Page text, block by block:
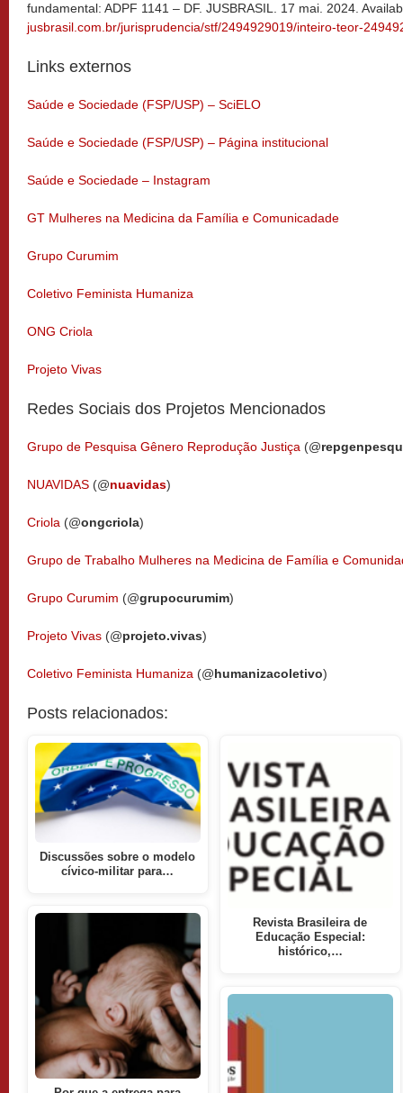
fundamental: ADPF 1141 – DF. JUSBRASIL. 17 mai. 2024.
jusbrasil.com.br/jurisprudencia/stf/2494929019/inteiro-teor-
Links externos
Saúde e Sociedade (FSP/USP) – SciELO
Saúde e Sociedade (FSP/USP) – Página institucional
Saúde e Sociedade – Instagram
GT Mulheres na Medicina da Família e Comunicadade
Grupo Curumim
Coletivo Feminista Humaniza
ONG Criola
Projeto Vivas
Redes Sociais dos Projetos Mencionados
Grupo de Pesquisa Gênero Reprodução Justiça (@
NUAVIDAS (@nuavidas)
Criola (@ongcriola)
Grupo de Trabalho Mulheres na Medicina de Família e
Grupo Curumim (@grupocurumim)
Projeto Vivas (@projeto.vivas)
Coletivo Feminista Humaniza (@humanizacoletivo)
Posts relacionados:
Discussões sobre o modelo
cívico-militar para…
Revista Brasileira de
Educação Especial:
histórico,…